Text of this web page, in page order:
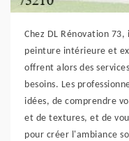
Chez DL Rénovation
peinture intérieure et
offrent alors des
besoins. Les
idées, de comprendre
et de textures, et de
pour créer l'ambiance